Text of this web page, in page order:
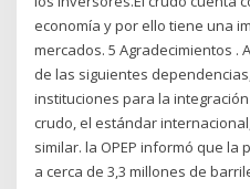
economía y por ello tiene una
mercados. 5 Agradecimientos .
de las siguientes
instituciones para la
crudo, el estándar
similar. la OPEP informó que
a cerca de 3,3 millones de